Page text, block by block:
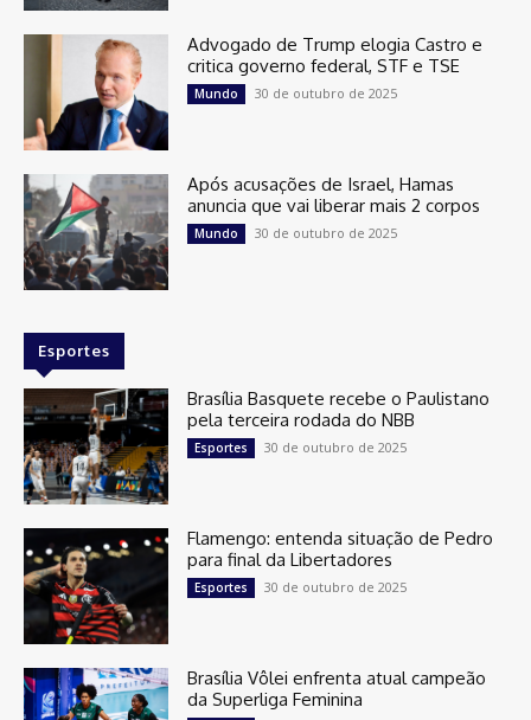
Advogado de Trump elogia Castro e
critica governo federal, STF e TSE
Mundo 30 de outubro de 2025
Após acusações de Israel, Hamas
anuncia que vai liberar mais 2 corpos
Mundo 30 de outubro de 2025
Esportes
Brasília Basquete recebe o Paulistano
pela terceira rodada do NBB
Esportes 30 de outubro de 2025
Flamengo: entenda situação de Pedro
para final da Libertadores
Esportes 30 de outubro de 2025
Brasília Vôlei enfrenta atual campeão
da Superliga Feminina